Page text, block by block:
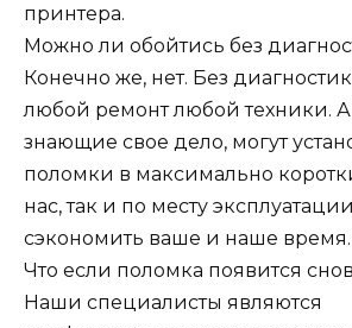
принтера.
Можно ли обойтись без
Конечно же, нет. Без
любой ремонт любой техники.
знающие свое дело, могут
поломки в максимально
нас, так и по месту
сэкономить ваше и наше время.
Что если поломка появится
Наши специалисты являются